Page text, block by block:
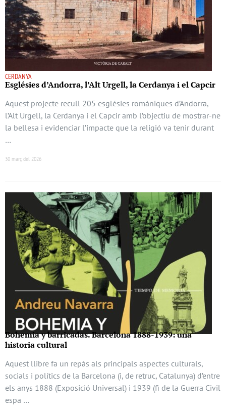
CERDANYA
Esglésies d’Andorra, l’Alt Urgell, la Cerdanya i el Capcir
Aquest projecte recull 205 esglésies romàniques d’Andorra,
l’Alt Urgell, la Cerdanya i el Capcir amb l’objectiu de mostrar-ne
la bellesa i evidenciar l’impacte que la religió va tenir durant
…
30 març del 2026
Bohemia y barricadas. Barcelona 1888-1939: una
historia cultural
Aquest llibre fa un repàs als principals aspectes culturals,
socials i polítics de la Barcelona (i, de retruc, Catalunya) d’entre
els anys 1888 (Exposició Universal) i 1939 (fi de la Guerra Civil
espa …